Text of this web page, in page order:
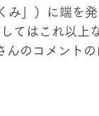
み」）に端を
てはこれ以上
のコメント